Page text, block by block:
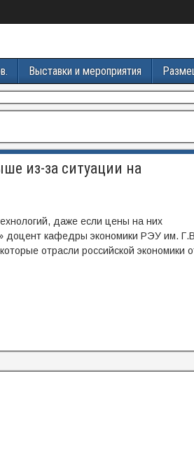
Выставки и мероприятия
из-за ситуации на
даже если цены на них
доцент кафедры экономики РЭУ им.
отрасли российской экономики